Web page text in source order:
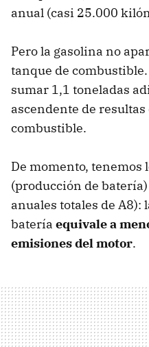
anual (casi 25.000
Pero la gasolina no
tanque de
sumar 1,1 toneladas
ascendente de
combustible.
De momento, tenemos
(producción de
anuales totales de A8):
batería equivale a
emisiones del motor.